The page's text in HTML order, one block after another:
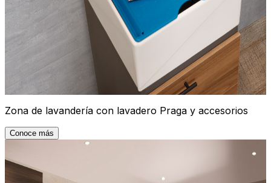
Zona de lavandería con lavadero Praga y accesorios
Conoce más